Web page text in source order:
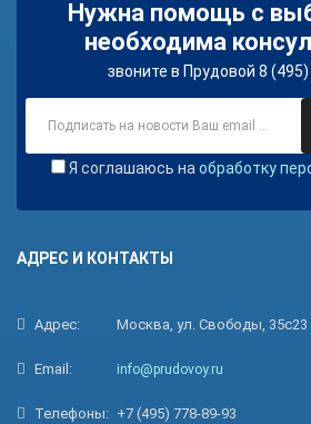
Нужна помощь с
необходима
звоните в Прудовой 8
Я соглашаюсь на обработку
АДРЕС И КОНТАКТЫ
Адрес: Москва, ул. Свободы, 35с23
Email: info@prudovoy.ru
Телефоны: +7 (495) 778-89-93